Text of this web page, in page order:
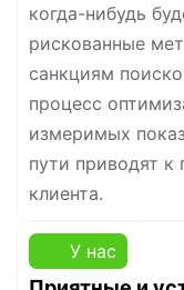
У нас
когда-нибудь
рискованные
санкциям
процесс
измеримых
пути приводят к
клиента.